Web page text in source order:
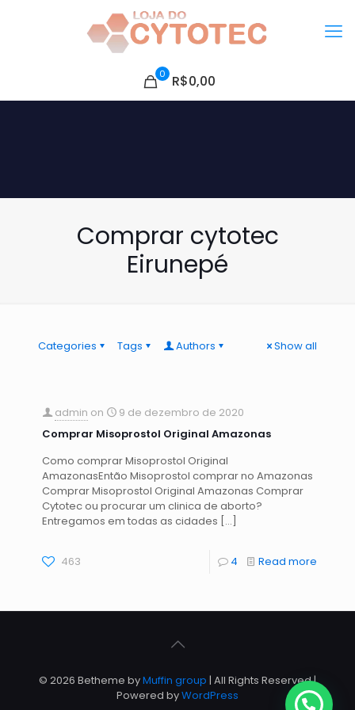
0 R$0,00
Comprar cytotec
Eirunepé
Categories Tags Authors Show all
admin on
9 de dezembro de 2020
Comprar Misoprostol Original Amazonas
Como comprar Misoprostol Original
AmazonasEntão Misoprostol comprar no Amazonas
Comprar Misoprostol Original Amazonas Comprar
Cytotec ou procurar um clinica de aborto?
Entregamos em todas as cidades […]
463 4 Read more
© 2026 Betheme byMuffin group | All Rights Reserved |
Powered byWordPress